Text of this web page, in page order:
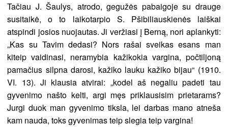
Tačiau J. Šaulys, atrodo, gegužės pabaigoje su drauge
susitaikė, o to laikotarpio S. Pšibiliauskienės laiškai
atspindi josios nuojautas. Ji veržiasi į Berną, nori aplankyti:
„Kas su Tavim dedasi? Nors rašai sveikas esans man
kiteip vaidinasi, neramybia kažikokia vargina, počtiljoną
pamačius silpna darosi, kažiko lauku kažiko bijau“ (1910.
VI. 13). Ji klausia atvirai: „kodel aš negaliu padeti tau
gyvenimo našto kelti, argi męs priklausisim prietarams?
Jurgi duok man gyvenimo tiksla, lei darbas mano atneša
kam nauda, toks gyvenimas teip slegia teip vargina!